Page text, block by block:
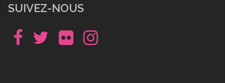
SUIVEZ-NOUS
Facebook TwitterFlickr Instagram